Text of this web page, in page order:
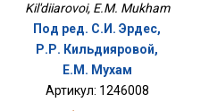
Kil'diiarovoi, E.M. Mukham
Под ред. С.И. Эрдес,
Р.Р. Кильдияровой,
Е.М. Мухам
Артикул: 1246008